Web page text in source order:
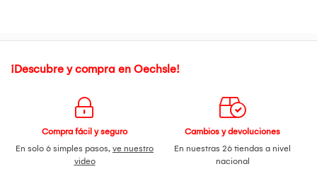
¡Descubre y compra en Oechsle!
Compra fácil y seguro
En solo 6 simples pasos, ve nuestro
video
Cambios y devoluciones
En nuestras 26 tiendas a nivel
nacional